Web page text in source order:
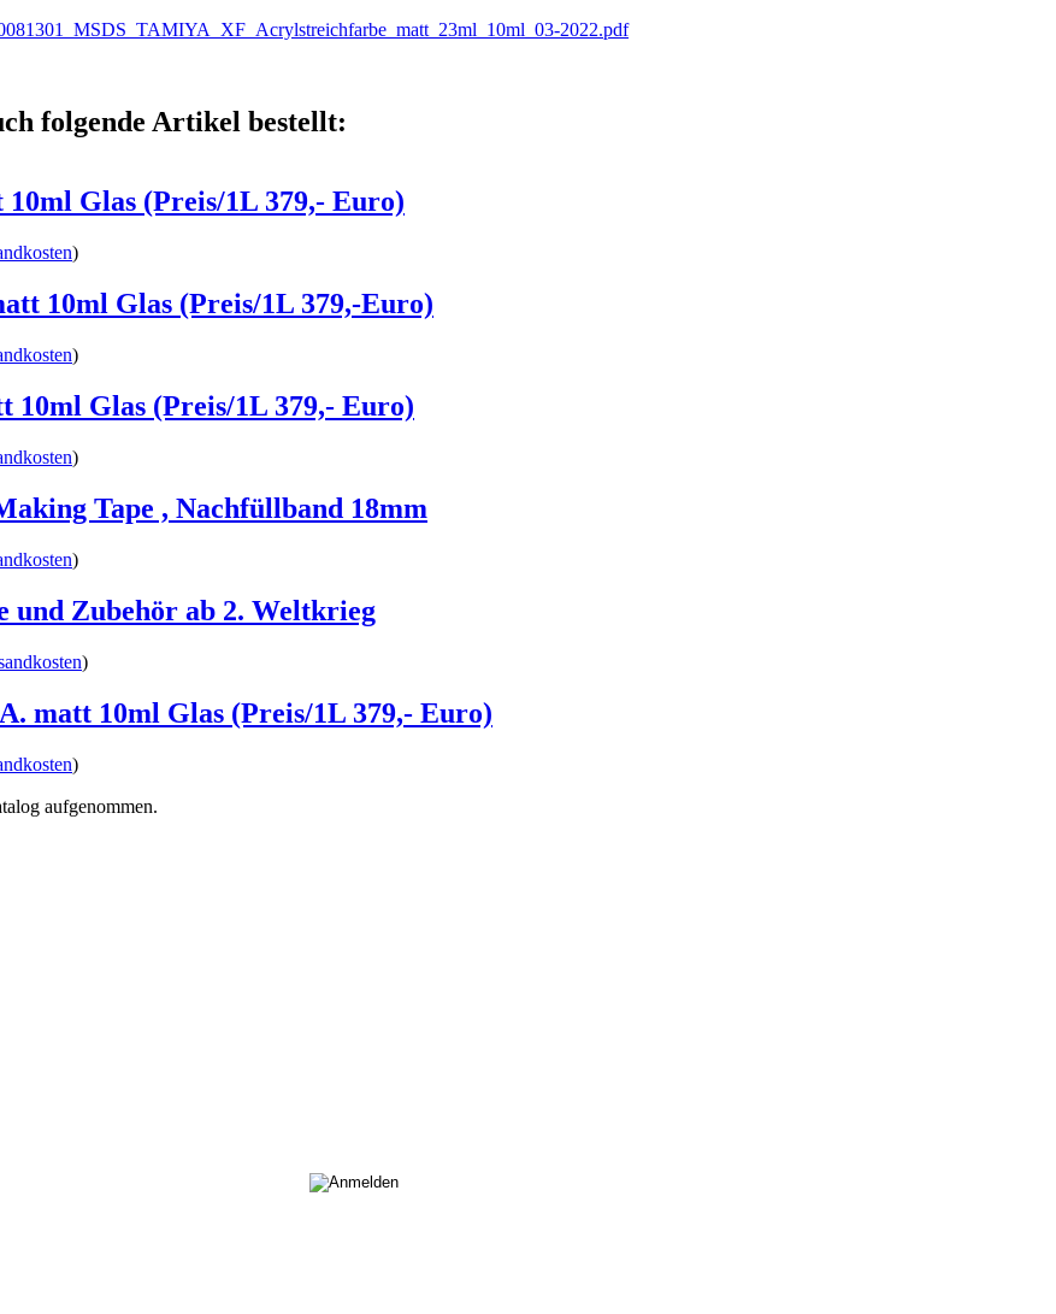
2022.pdf
folgende Artikel bestellt:
Glas (Preis/1L 379,- Euro)
)
10ml Glas (Preis/1L 379,-Euro)
)
Glas (Preis/1L 379,- Euro)
)
Tape , Nachfüllband 18mm
)
und Zubehör ab 2. Weltkrieg
)
matt 10ml Glas (Preis/1L 379,- Euro)
)
aufgenommen.